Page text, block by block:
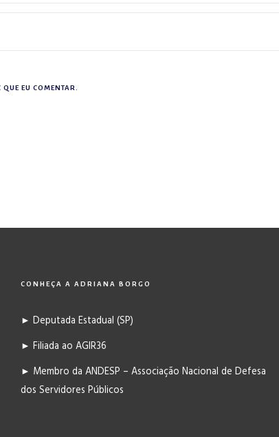
EU COMENTAR.
CONHEÇA A ADRIANA BORGO
► Deputada Estadual (SP)
► Filiada ao AGIR36
► Membro da ANDESP – Associação Nacional de Defesa
dos Servidores Públicos